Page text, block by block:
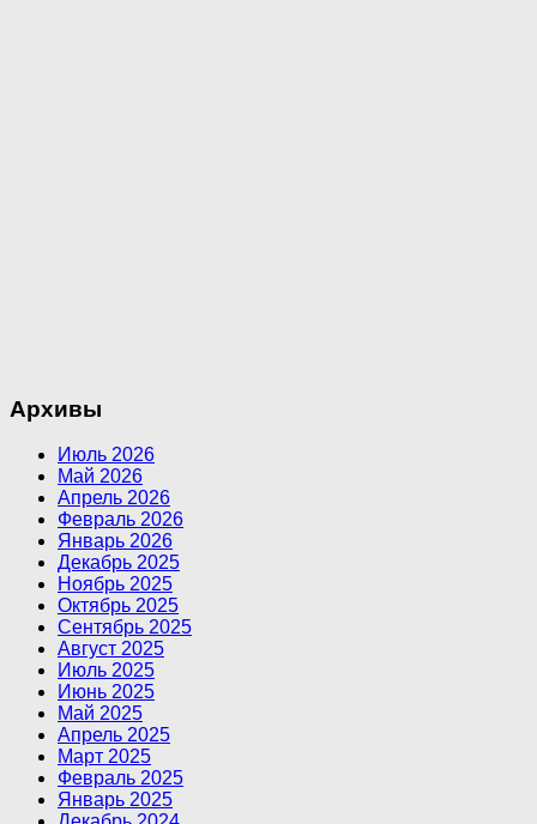
Архивы
Июль 2026
Май 2026
Апрель 2026
Февраль 2026
Январь 2026
Декабрь 2025
Ноябрь 2025
Октябрь 2025
Сентябрь 2025
Август 2025
Июль 2025
Июнь 2025
Май 2025
Апрель 2025
Март 2025
Февраль 2025
Январь 2025